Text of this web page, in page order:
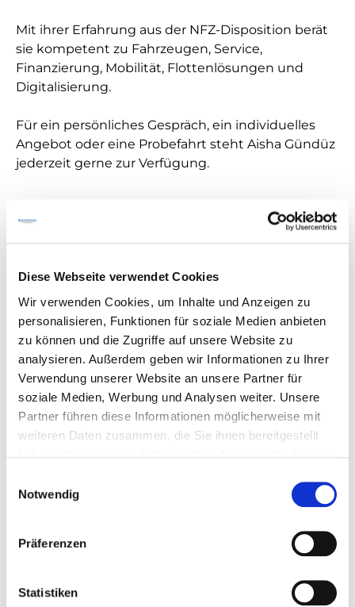
Diese Webseite verwendet Cookies
Wir verwenden Cookies, um Inhalte und Anzeigen zu
personalisieren, Funktionen für soziale Medien anbieten
zu können und die Zugriffe auf unsere Website zu
analysieren. Außerdem geben wir Informationen zu Ihrer
Verwendung unserer Website an unsere Partner für
soziale Medien, Werbung und Analysen weiter. Unsere
Partner führen diese Informationen möglicherweise mit
weiteren Daten zusammen, die Sie ihnen bereitgestellt
Cookies, wenn Sie unsere Webseite weiterhin nutzen.
Notwendig
Präferenzen
Statistiken
Mit ihrer Erfahrung aus der NFZ-Disposition berät
sie kompetent zu Fahrzeugen, Service,
Finanzierung, Mobilität, Flottenlösungen und
Digitalisierung.
Für ein persönliches Gespräch, ein individuelles
Angebot oder eine Probefahrt steht Aisha Gündüz
jederzeit gerne zur Verfügung.